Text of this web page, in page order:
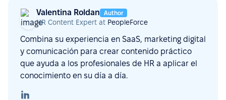
Valentina Roldan Author
HR Content Expert at PeopleForce
Combina su experiencia en SaaS, marketing digital
y comunicación para crear contenido práctico
que ayuda a los profesionales de HR a aplicar el
conocimiento en su día a día.